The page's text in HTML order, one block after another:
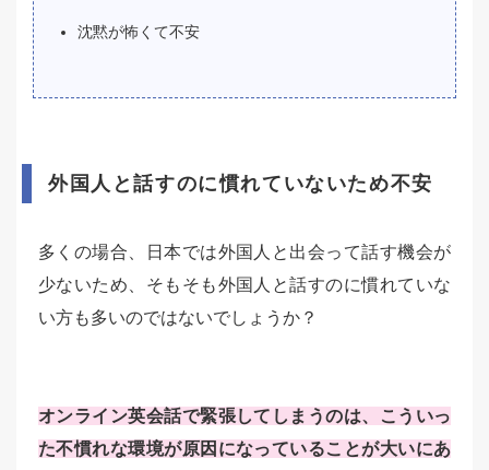
沈黙が怖くて不安
外国人と話すのに慣れていないため不安
多くの場合、日本では外国人と出会って話す機会が
少ないため、そもそも外国人と話すのに慣れていな
い方も多いのではないでしょうか？
オンライン英会話で緊張してしまうのは、こういっ
た不慣れな環境が原因になっていることが大いにあ